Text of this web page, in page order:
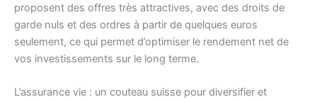
proposent des offres très attractives, avec des droits de
garde nuls et des ordres à partir de quelques euros
seulement, ce qui permet d’optimiser le rendement net de
vos investissements sur le long terme.
L’assurance vie : un couteau suisse pour diversifier et